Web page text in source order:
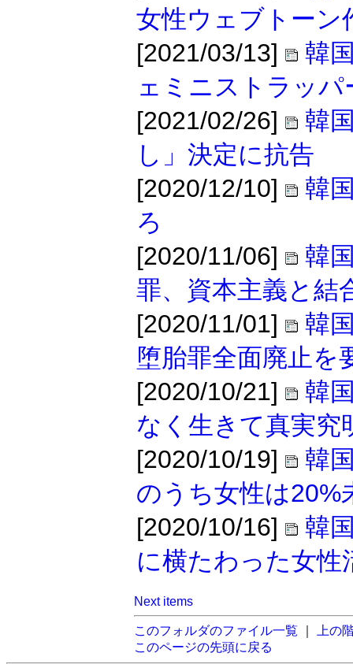
女性ウェブトーン
[2021/03/13]
韓
ェミニストラッパ
[2021/02/26]
韓
し」決定に抗告
[2020/12/10]
韓
ろ
[2020/11/06]
韓
罪、資本主義と結
[2020/11/01]
韓
堕胎罪全面廃止を
[2020/10/21]
韓
なく生きて真実究
[2020/10/19]
韓
のうち女性は20%
[2020/10/16]
韓
に横たわった女性
Next items
このフォルダのファイル一覧
上の
このページの先頭に戻る